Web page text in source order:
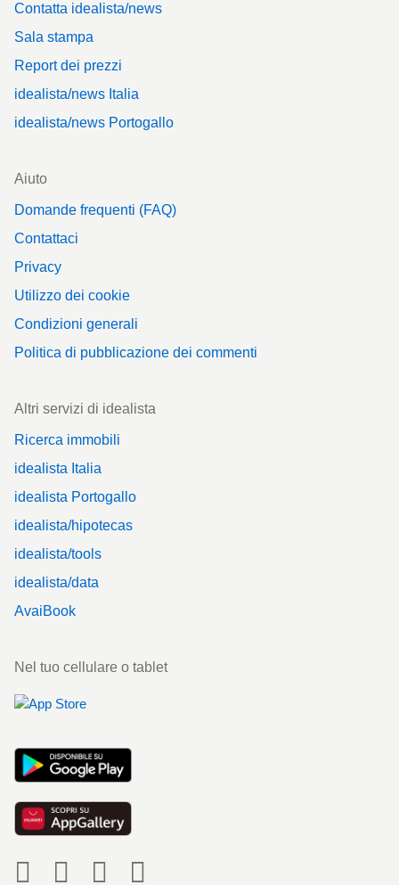
Contatta idealista/news
Sala stampa
Report dei prezzi
idealista/news Italia
idealista/news Portogallo
Aiuto
Domande frequenti (FAQ)
Contattaci
Privacy
Utilizzo dei cookie
Condizioni generali
Politica di pubblicazione dei commenti
Altri servizi di idealista
Ricerca immobili
idealista Italia
idealista Portogallo
idealista/hipotecas
idealista/tools
idealista/data
AvaiBook
Nel tuo cellulare o tablet